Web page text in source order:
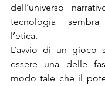
dell’universo
tecnologia
l’etica.
L’avvio di un gioco
essere una delle
modo tale che il